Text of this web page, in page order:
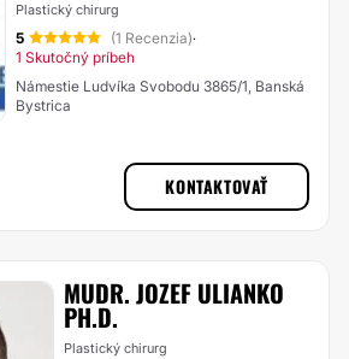
Plastický chirurg
5 (1 Recenzia)·
1 Skutočný príbeh
Námestie Ludvíka Svobodu 3865/1, Banská
Bystrica
KONTAKTOVAŤ
MUDR. JOZEF ULIANKO
PH.D.
Plastický chirurg